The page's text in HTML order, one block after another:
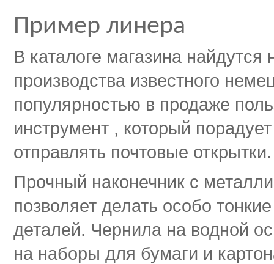
Пример линера
В каталоге магазина
производства известного
популярностью в продаже
инструмент , который
отправлять почтовые открытки.
Прочный наконечник с
позволяет делать особо
деталей. Чернила на водной
на наборы для бумаги и